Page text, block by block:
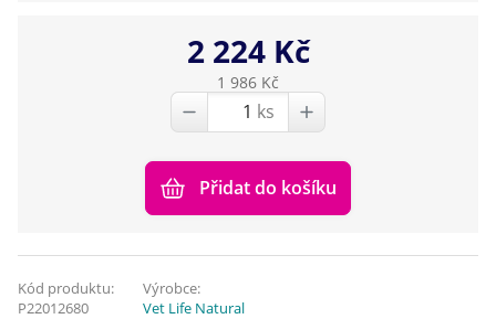
2 224 Kč
1 986 Kč
ks
Přidat do košíku
Kód produktu:
P22012680
Výrobce:
Vet Life Natural